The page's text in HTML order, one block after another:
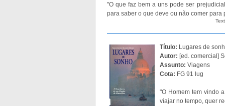
"O que faz bem a uns pode ser
para saber o que deve ou não comer
Título: Lugares de
Autor: [ed. comercial]
Assunto: Viagens
Cota: FG 91 lug
"O Homem tem vindo
viajar no tempo, quer